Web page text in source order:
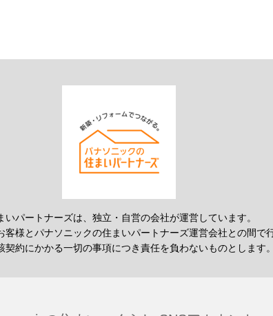
いパートナーズは、独立・自営の会社が運営しています。
客様とパナソニックの住まいパートナーズ運営会社との間で
契約にかかる一切の事項につき責任を負わないものとします